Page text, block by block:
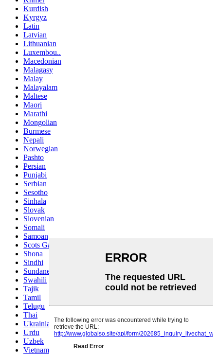
Kurdish
Kyrgyz
Latin
Latvian
Lithuanian
Luxembou..
Macedonian
Malagasy
Malay
Malayalam
Maltese
Maori
Marathi
Mongolian
Burmese
Nepali
Norwegian
Pashto
Persian
Punjabi
Serbian
Sesotho
Sinhala
Slovak
Slovenian
Somali
Samoan
Scots Gaelic
Shona
Sindhi
Sundanese
Swahili
Tajik
Tamil
Telugu
Thai
Ukrainian
Urdu
Uzbek
Vietnamese